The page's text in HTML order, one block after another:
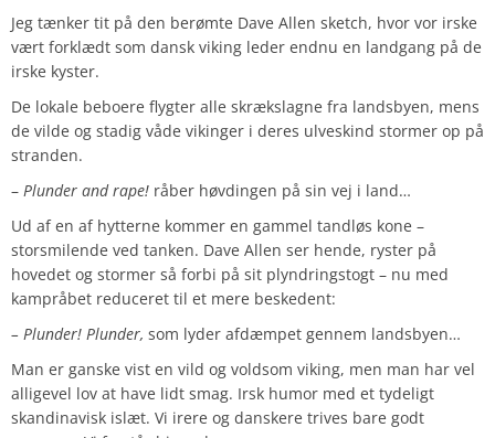
Jeg tænker tit på den berømte Dave Allen sketch, hvor vor irske
vært forklædt som dansk viking leder endnu en landgang på de
irske kyster.
De lokale beboere flygter alle skrækslagne fra landsbyen, mens
de vilde og stadig våde vikinger i deres ulveskind stormer op på
stranden.
– Plunder and rape! råber høvdingen på sin vej i land…
Ud af en af hytterne kommer en gammel tandløs kone –
storsmilende ved tanken. Dave Allen ser hende, ryster på
hovedet og stormer så forbi på sit plyndringstogt – nu med
kampråbet reduceret til et mere beskedent:
– Plunder! Plunder, som lyder afdæmpet gennem landsbyen…
Man er ganske vist en vild og voldsom viking, men man har vel
alligevel lov at have lidt smag. Irsk humor med et tydeligt
skandinavisk islæt. Vi irere og danskere trives bare godt